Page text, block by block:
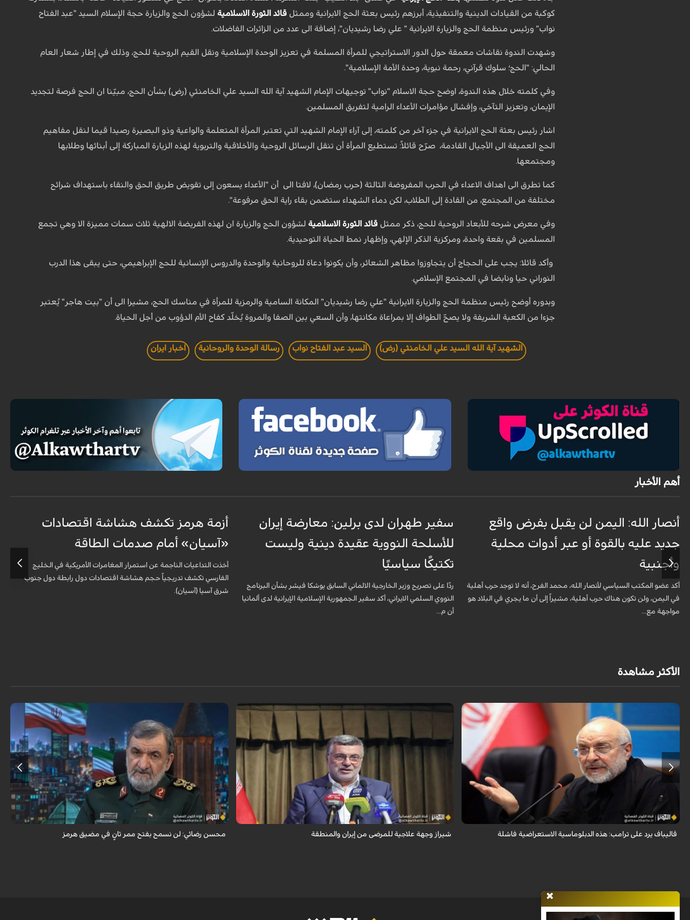
كوكبة من القيادات الدينية والتنفيذية، أبرزهم رئيس بعثة الحج الايرانية وممثل قائد الثورة الاسلامية لشؤون الحج والزيارة حجة الإسلام السيد "عبد الفتاح
نواب" ورئیس منظمة الحج والزيارة الايرانية " علي رضا رشيديان"، إضافة الى عدد من الزائرات الفاضلات.
وشهدت الندوة نقاشات معمقة حول الدور الاستراتيجي للمرأة المسلمة في تعزيز الوحدة الإسلامية ونقل القيم الروحية للحج، وذلك في إطار شعار العام
الحالي: "الحج؛ سلوك قرآني، رحمة نبوية، وحدة الأمة الإسلامية".
وفي كلمته خلال هذه الندوة، اوضح حجة الاسلام "نواب" توجيهات الإمام الشهيد آية الله السيد علي الخامنئي (رض) بشأن الحج، مبيّنا ان الحج فرصة لتجديد
الإيمان، وتعزيز التآخي، وإفشال مؤامرات الأعداء الرامية لتفريق المسلمين.
اشار رئيس بعثة الحج الايرانية في جزء آخر من كلمته، إلى آراء الإمام الشهيد التي تعتبر المرأة المتعلمة والواعية وذو البصيرة رصيدا قيما لنقل مفاهيم
الحج العميقة الى الأجيال القادمة، صرّح قائلاً: تستطيع المرأة أن تنقل الرسائل الروحية والأخلاقية والتربوية لهذه الزيارة المباركة إلى أبنائها وطلابها
ومجتمعها.
كما تطرق الى اهداف الاعداء في الحرب المفروضة الثالثة (حرب رمضان)، لافتا الى أن "الأعداء يسعون إلى تقويض طريق الحق والنقاء باستهداف شرائح
مختلفة من المجتمع، من القادة إلى الطلاب، لكن دماء الشهداء ستضمن بقاء راية الحق مرفوعة".
وفي معرض شرحه للأبعاد الروحية للحج، ذكر ممثل قائد الثورة الاسلامية لشؤون الحج والزيارة ان لهذه الفريضة الالهية ثلاث سمات مميزة الا وهي تجمع
المسلمين في بقعة واحدة، ومركزية الذكر الإلهي، وإظهار نمط الحياة التوحيدية.
وأكد قائلا: يجب على الحجاج أن يتجاوزوا مظاهر الشعائر، وأن يكونوا دعاة للروحانية والوحدة والدروس الإنسانية للحج الإبراهيمي، حتى يبقى هذا الدرب
النوراني حيا ونابضا في المجتمع الإسلامي.
وبدوره أوضح رئیس منظمة الحج والزيارة الايرانية "علي رضا رشيديان" المكانة السامية والرمزية للمرأة في مناسك الحج، مشيرا الى أن "بيت هاجر" يُعتبر
جزءا من الكعبة الشريفة ولا يصحّ الطواف إلا بمراعاة مكانتها، وأن السعي بين الصفا والمروة يُخلّد كفاح الأم الدؤوب من أجل الحياة.
الشهيد آية الله السيد علي الخامنئي (رض) السيد عبد الفتاح نواب رسالة الوحدة والروحانية اخبار ايران
أهم الأخبار
أنصار الله: اليمن لن يقبل بفرض واقع
جديد عليه بالقوة أو عبر أدوات محلية
وأجنبية
أكد عضو المكتب السياسي لأنصار الله، محمد الفرح، أنه لا توجد حرب أهلية
في اليمن، ولن تكون هناك حرب أهلية، مشيراً إلى أن ما يجري في البلاد هو
مواجهة مع...
سفير طهران لدى برلين: معارضة إيران
للأسلحة النووية عقيدة دينية وليست
تكتيكًا سياسيًا
ردًا على تصريح وزير الخارجية الالماني السابق يوشكا فيشر بشأن البرنامج
النووي السلمي الايراني، أكد سفير الجمهورية الإسلامية الإيرانية لدى ألمانيا
أن م...
أزمة هرمز تكشف هشاشة اقتصادات
«آسيان» أمام صدمات الطاقة
أخذت التداعيات الناجمة عن استمرار المغامرات الأمريكية في الخليج
الفارسي تكشف تدريجياً حجم هشاشة اقتصادات دول رابطة دول جنوب
شرق آسيا (آسيان).
الأكثر مشاهدة
أكد رئيس مجلس الشورى الإسلامي الإيراني أن التصريحات الاستعراضية
والتهديدات المتكررة لم تعد تُجدي نفعاً، واصفاً إياها بالدبلوماسية الفاشلة.
قاليباف يرد على ترامب: هذه الدبلوماسية الاستعراضية فاشلة
تُعدّ المراكز العلاجية في شيراز، بدعم من كفاءاتها المتخصّصة وتقنياتها الحديثة،
وجهةً للمرضى من داخل إيران وخارجها.
شيراز وجهة علاجية للمرضى من إيران والمنطقة
أكد اللواء محسن رضائي أن إيران لن تسمح بفتح ممر ثانٍ في مضيق هرمز.
محسن رضائي: لن نسمح بفتح ممر ثانٍ في مضيق هرمز